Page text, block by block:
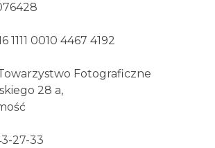
1111 0010 4467 4192
Fotograficzne
28 a,
27-33